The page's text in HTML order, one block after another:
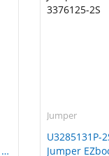
Jumper
U3285131P-
Jumper